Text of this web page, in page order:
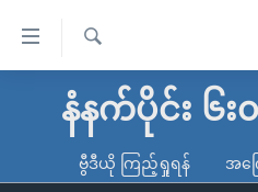
လွယ်ကူ
သည့်
မူလစာမျက်နှာ
ကမ္ဘာ့သတင်းများ
ရ
လာ
နံနက်ပိုင်း ၆း
ဗွီဒီယို ကြည့်ရှုရန် အကြ